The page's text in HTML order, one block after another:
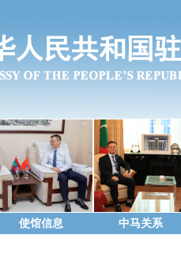
使馆信息 中马关系